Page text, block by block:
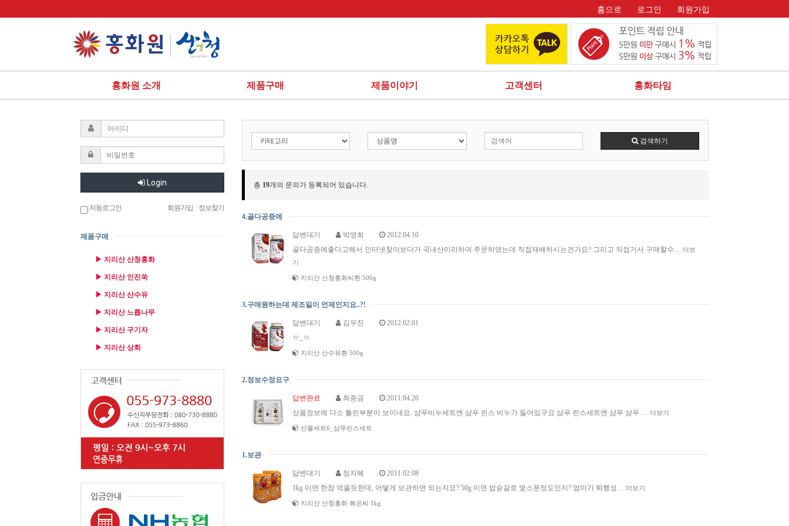
회원가입
로그인
홈으로
홍화원 소개 제품구매 제품이야기 고객센터 홍화타임
검색하기
총 19개의 문의가 등록되어 있습니다.
4.골다공증에
답변대기 박영희
2012.04.10
골다공증에좋다고해서 인터넷찾아보다가 국내산이라하여 주문하였는데 직접재배하시는건가요? 그리고 직접가서 구매할수… 더보
기
지리산 산청홍화씨환 500g
3.구매원하는데 제조일이 언제인지요..?!
답변대기 김우진
2012.02.01
ㅇ_ㅇ
지리산 산수유환 500g
2.정보수정요구
답변완료 최종금
2011.04.26
상품정보에 다소 틀린부분이 보이네요. 샴푸비누세트엔 샴푸 린스 비누가 들어있구요 샴푸 린스세트엔 샴푸 샴푸 … 더보기
선물세트6_샴푸린스세트
1.보관
답변대기 정지혜
2011.02.08
1kg 이면 한참 먹을듯한데, 어떻게 보관하면 되는지요? 50g 이면 밥숟갈로 몇스푼정도인지? 엄마가 퇴행성… 더보기
지리산 산청홍화 볶은씨 1kg
Login
자동로그인 회원가입 정보찾기
제품구매
▶ 지리산 산청홍화
▶ 지리산 인진쑥
▶ 지리산 산수유
▶ 지리산 느릅나무
▶ 지리산 구기자
▶ 지리산 상회